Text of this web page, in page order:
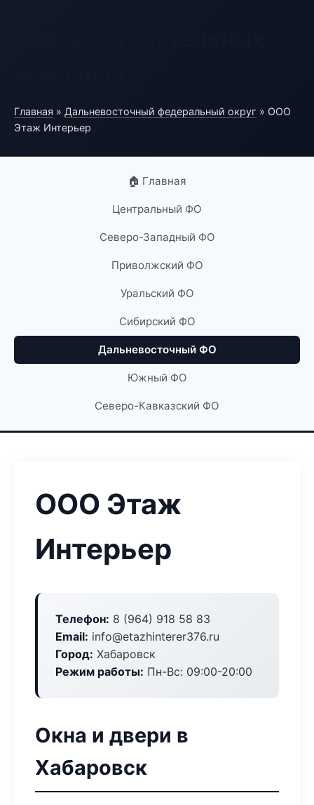
Главная » Дальневосточный федеральный округ » ООО
Этаж Интерьер
🏠 Главная
Центральный ФО
Северо-Западный ФО
Приволжский ФО
Уральский ФО
Сибирский ФО
Дальневосточный ФО
Южный ФО
Северо-Кавказский ФО
ООО Этаж
Интерьер
Телефон: 8 (964) 918 58 83
Email: info@etazhinterer376.ru
Город: Хабаровск
Режим работы: Пн-Вс: 09:00-20:00
Окна и двери в
Хабаровск